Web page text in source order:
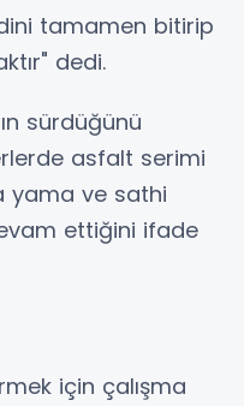
tamamen bitirip
dedi.
sürdüğünü
asfalt serimi
yama ve sathi
ettiğini ifade
için çalışma